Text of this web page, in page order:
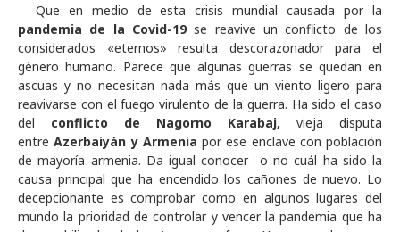
Que en medio de esta crisis mundial causada por la
pandemia de la Covid-19se reavive un conflicto de los
considerados «eternos» resulta descorazonador para el
género humano. Parece que algunas guerras se quedan en
ascuas y no necesitan nada más que un viento ligero para
reavivarse con el fuego virulento de la guerra. Ha sido el caso
del conflicto de Nagorno Karabaj, vieja disputa
entreAzerbaiyán y Armenia por ese enclave con población
de mayoría armenia. Da igual conocer o no cuál ha sido la
causa principal que ha encendido los cañones de nuevo. Lo
decepcionante es comprobar como en algunos lugares del
mundo la prioridad de controlar y vencer la pandemia que ha